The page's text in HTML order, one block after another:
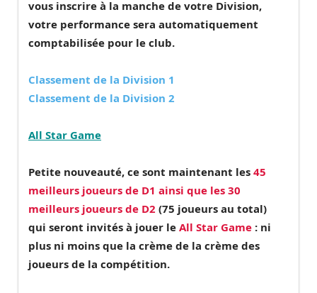
vous inscrire à la manche de votre Division,
votre performance sera automatiquement
comptabilisée pour le club.
Classement de la Division 1
Classement de la Division 2
All Star Game
Petite nouveauté, ce sont maintenant les 45
meilleurs joueurs de D1 ainsi que les 30
meilleurs joueurs de D2 (75 joueurs au total)
qui seront invités à jouer le All Star Game : ni
plus ni moins que la crème de la crème des
joueurs de la compétition.